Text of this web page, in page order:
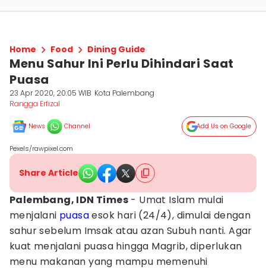
Home Food Dining Guide
Menu Sahur Ini Perlu Dihindari Saat
Puasa
23 Apr 2020, 20:05 WIB Kota Palembang
Rangga Erfizal
News Channel Add Us on Google
Pexels/rawpixel.com
Share Article
Palembang, IDN Times - Umat Islam mulai
menjalani puasaesok hari (24/4), dimulai dengan
sahur sebelum Imsak atau azan Subuh nanti. Agar
kuat menjalani puasa hingga Magrib, diperlukan
menu makanan yang mampu memenuhi